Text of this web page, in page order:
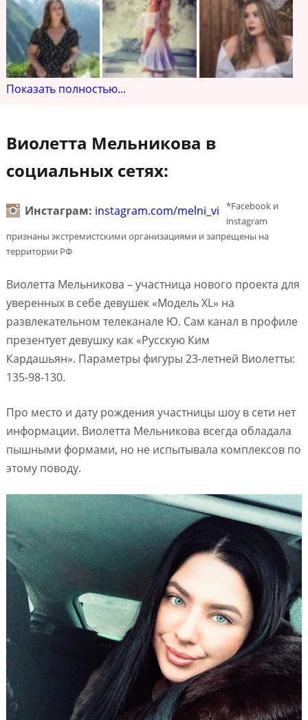
Показать полностью...
Виолетта Мельникова в
социальных сетях:
Инстаграм: instagram.com/melni_vi
*Facebook и
instagram
признаны экстремистскими организациями и запрещены на
территории РФ
Виолетта Мельникова – участница нового проекта для
уверенных в себе девушек «Модель XL» на
развлекательном телеканале Ю. Сам канал в профиле
презентует девушку как «Русскую Ким
Кардашьян». Параметры фигуры 23-летней Виолетты:
135-98-130.
Про место и дату рождения участницы шоу в сети нет
информации. Виолетта Мельникова всегда обладала
пышными формами, но не испытывала комплексов по
этому поводу.